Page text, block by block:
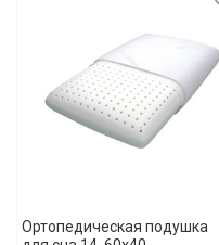
Ортопедическая подушка